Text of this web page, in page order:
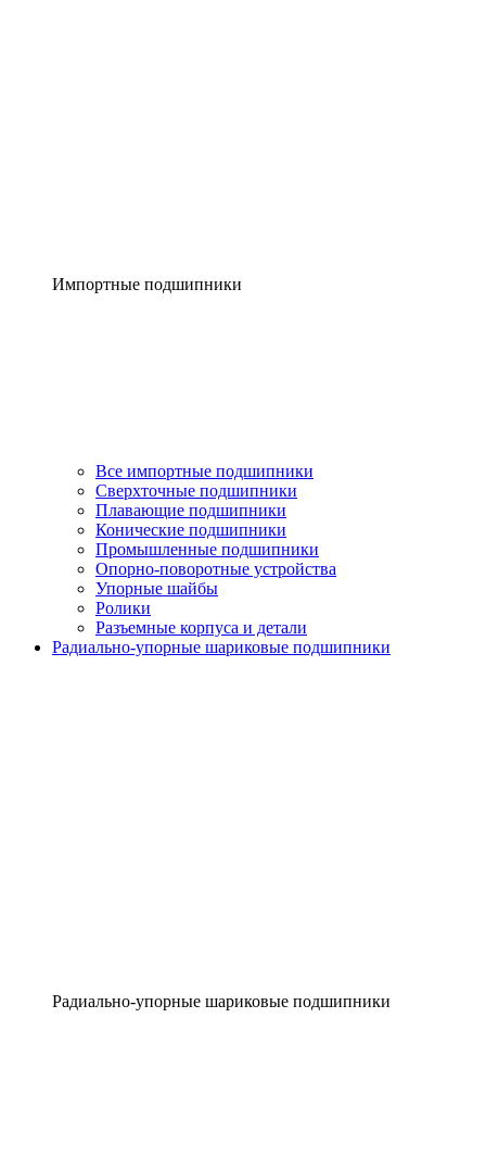
Импортные подшипники
Все импортные подшипники
Сверхточные подшипники
Плавающие подшипники
Конические подшипники
Промышленные подшипники
Опорно-поворотные устройства
Упорные шайбы
Ролики
Разъемные корпуса и детали
Радиально-упорные шариковые подшипники
Радиально-упорные шариковые подшипники